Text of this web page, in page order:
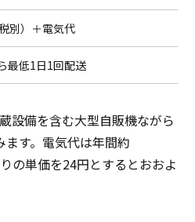
別）＋電気代
最低1日1回配送
設備を含む大型自販機ながら
す。電気代は年間約
の単価を24円とするとおおよ